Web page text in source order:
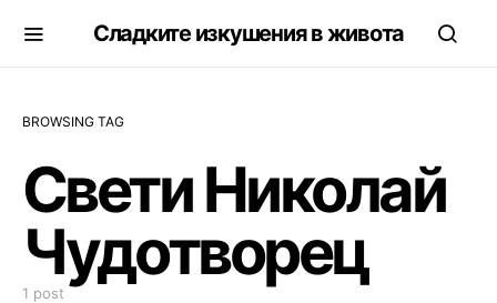
Сладките изкушения в живота
BROWSING TAG
Свети Николай
Чудотворец
1 post